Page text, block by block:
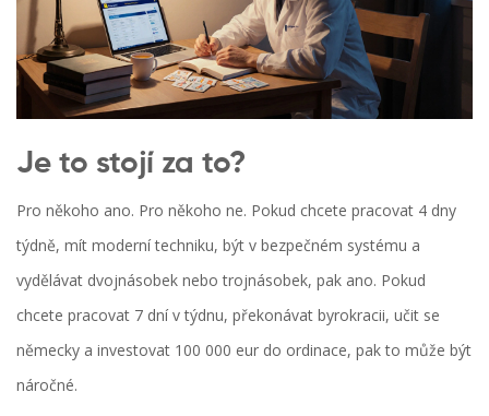
Je to stojí za to?
Pro někoho ano. Pro někoho ne. Pokud chcete pracovat 4 dny
týdně, mít moderní techniku, být v bezpečném systému a
vydělávat dvojnásobek nebo trojnásobek, pak ano. Pokud
chcete pracovat 7 dní v týdnu, překonávat byrokracii, učit se
německy a investovat 100 000 eur do ordinace, pak to může být
náročné.